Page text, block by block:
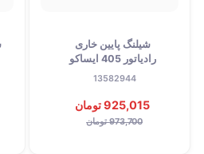
شیلنگ پایین خاری
رادیاتور 405 ایساکو
13582944
925,015 تومان
973,700 تومان